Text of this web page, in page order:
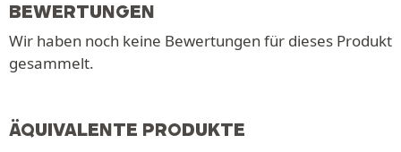
BEWERTUNGEN
Wir haben noch keine Bewertungen für dieses Produkt
gesammelt.
ÄQUIVALENTE PRODUKTE